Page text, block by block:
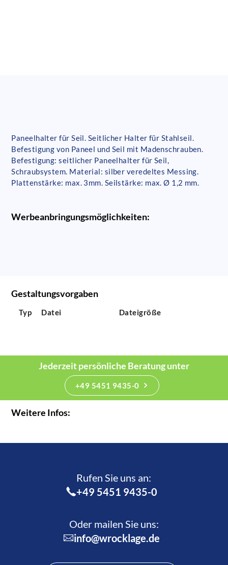
Paneelhalter für Seil. Seitlicher Halter für Stahlseil.
Befestigung von Paneel und Seil mit Madenschrauben.
Befestigung: seitlicher Paneelhalter für Seil,
Schraubsystem. Material: silber veredeltes Messing.
Plattenstärke: max. 3mm. Seilstärke: max. Ø 1,2 mm.
Werbeanbringungsmöglichkeiten:
Gestaltungsvorgaben
Typ Datei Dateigröße
Jederzeit persönliche Beratung unter
+49 5451 9435-0
Weitere Infos:
Rufen Sie uns an:­
+49 5451 9435-0
Oder mailen Sie uns:
info@wrocklage.de